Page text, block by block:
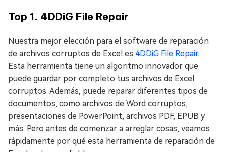
Top 1. 4DDiG File Repair
Nuestra mejor elección para el software de reparación
de archivos corruptos de Excel es 4DDiG File Repair.
Esta herramienta tiene un algoritmo innovador que
puede guardar por completo tus archivos de Excel
corruptos. Además, puede reparar diferentes tipos de
documentos, como archivos de Word corruptos,
presentaciones de PowerPoint, archivos PDF, EPUB y
más. Pero antes de comenzar a arreglar cosas, veamos
rápidamente por qué esta herramienta de reparación de